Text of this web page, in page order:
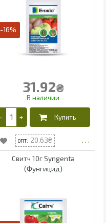
-16%
31.92₴
20.63
Свитч 10г Syngenta
(Фунгицид)